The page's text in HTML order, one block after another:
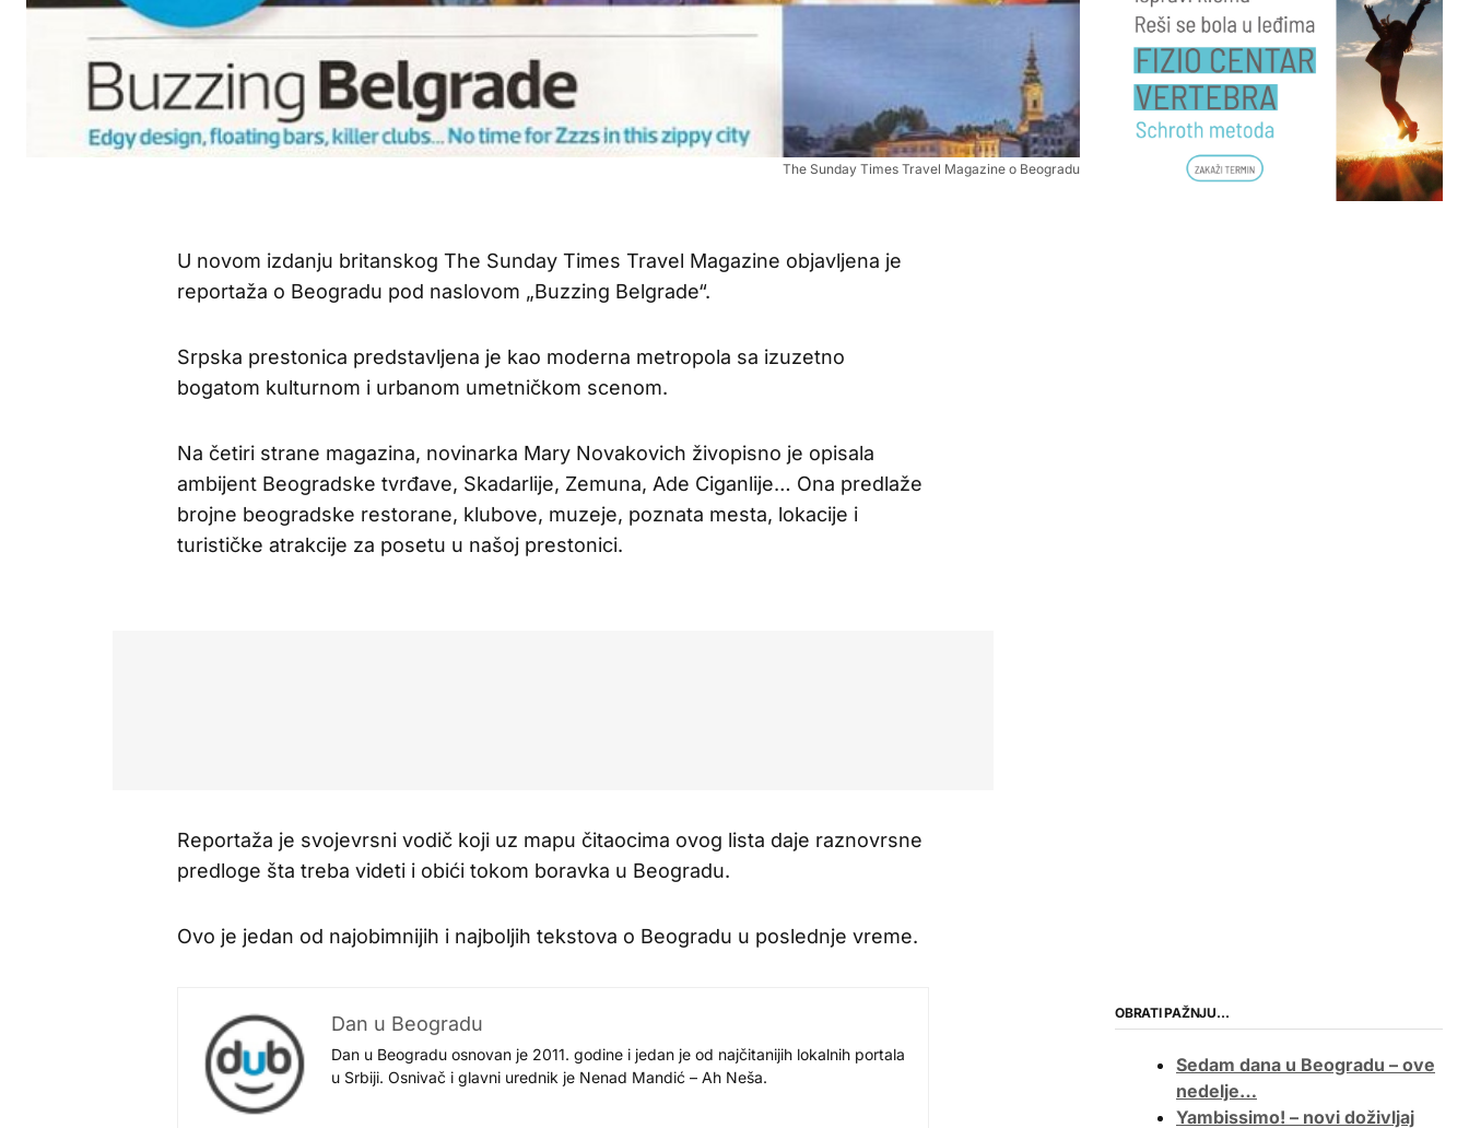
The Sunday Times Travel Magazine o Beogradu
U novom izdanju britanskog The Sunday Times Travel Magazine objavljena je
reportaža o Beogradu pod naslovom „Buzzing Belgrade“.
Srpska prestonica predstavljena je kao moderna metropola sa izuzetno
bogatom kulturnom i urbanom umetničkom scenom.
Na četiri strane magazina, novinarka Mary Novakovich živopisno je opisala
ambijent Beogradske tvrđave, Skadarlije, Zemuna, Ade Ciganlije… Ona predlaže
brojne beogradske restorane, klubove, muzeje, poznata mesta, lokacije i
turističke atrakcije za posetu u našoj prestonici.
Reportaža je svojevrsni vodič koji uz mapu čitaocima ovog lista daje raznovrsne
predloge šta treba videti i obići tokom boravka u Beogradu.
Ovo je jedan od najobimnijih i najboljih tekstova o Beogradu u poslednje vreme.
Dan u Beogradu
Dan u Beogradu osnovan je 2011. godine i jedan je od najčitanijih lokalnih portala
u Srbiji. Osnivač i glavni urednik je Nenad Mandić – Ah Neša.
OBRATI PAŽNJU…
Sedam dana u Beogradu – ove
nedelje…
Yambissimo! – novi doživljaj